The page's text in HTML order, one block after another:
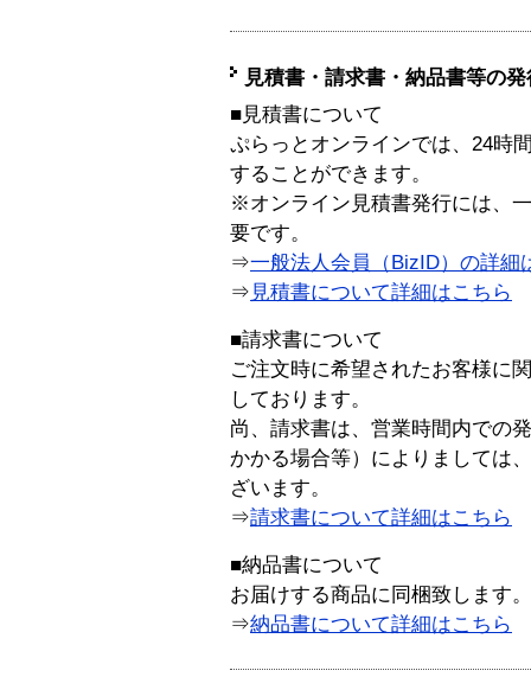
見積書・請求書・納品書等の
■見積書について
ぷらっとオンラインでは、24時
することができます。
※オンライン見積書発行には、
要です。
⇒一般法人会員（BizID）の詳細
⇒ 見積書について詳細はこちら
■請求書について
ご注文時に希望されたお客様に
しております。
尚、請求書は、営業時間内での
かかる場合等）によりましては
ざいます。
⇒請求書について詳細はこちら
■納品書について
お届けする商品に同梱致します。
⇒納品書について詳細はこちら